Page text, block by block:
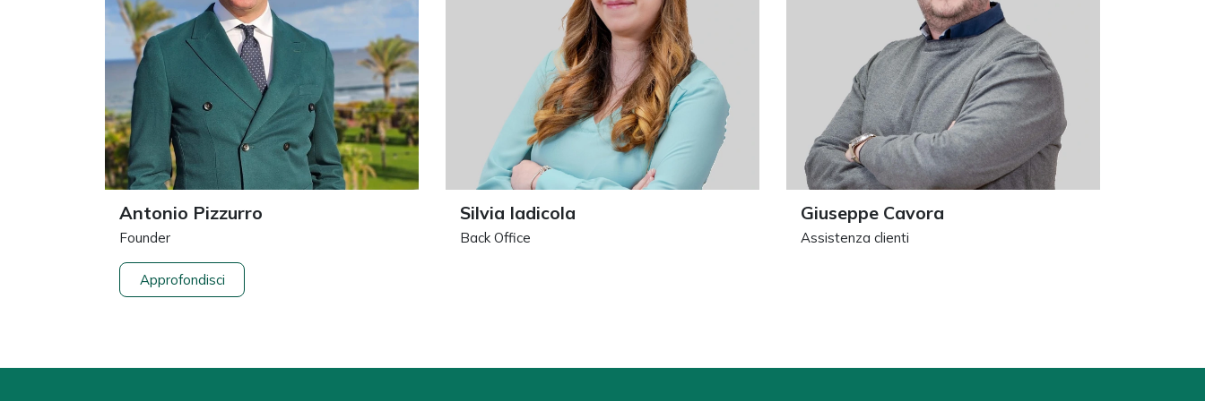
Antonio Pizzurro
Founder
Approfondisci
Silvia Iadicola
Back Office
Giuseppe Cavora
Assistenza clienti